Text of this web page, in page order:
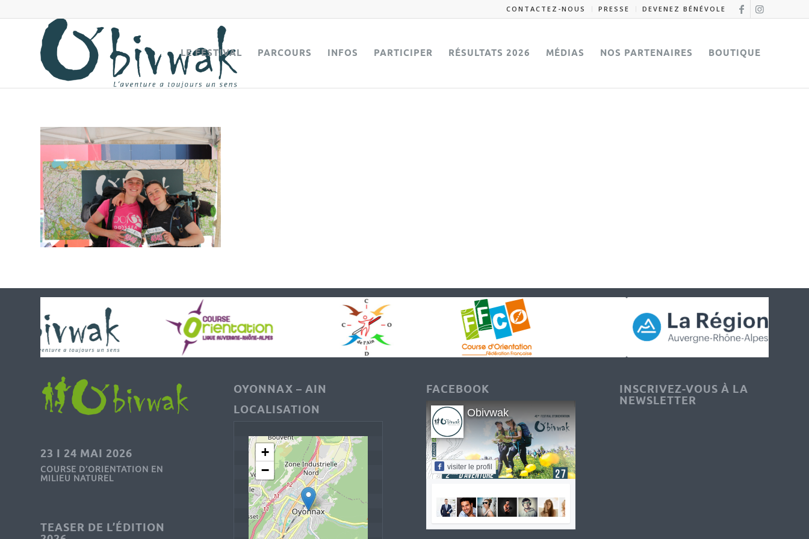
CONTACTEZ-NOUS PRESSE DEVENEZ BÉNÉVOLE
LE FESTIVAL PARCOURS INFOS PARTICIPER RÉSULTATS 2026 MÉDIAS NOS PARTENAIRES BOUTIQUE
23 I 24 MAI 2026
COURSE D’ORIENTATION EN
MILIEU NATUREL
TEASER DE L’ÉDITION
OYONNAX – AIN
LOCALISATION
+
−
FACEBOOK
Obivwak
visiter le profil
INSCRIVEZ-VOUS À LA
NEWSLETTER